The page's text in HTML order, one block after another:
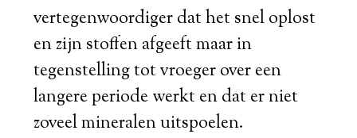
vertegenwoordiger dat het snel oplost
en zijn stoffen afgeeft maar in
tegenstelling tot vroeger over een
langere periode werkt en dat er niet
zoveel mineralen uitspoelen.